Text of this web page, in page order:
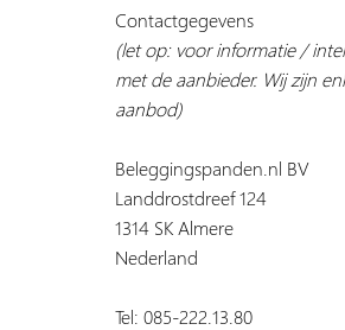
Contactgegevens
(let op: voor informatie /
met de aanbieder. Wij zijn
aanbod)
Beleggingspanden.nl BV
Landdrostdreef 124
1314 SK Almere
Nederland
Tel: 085-222.13.80